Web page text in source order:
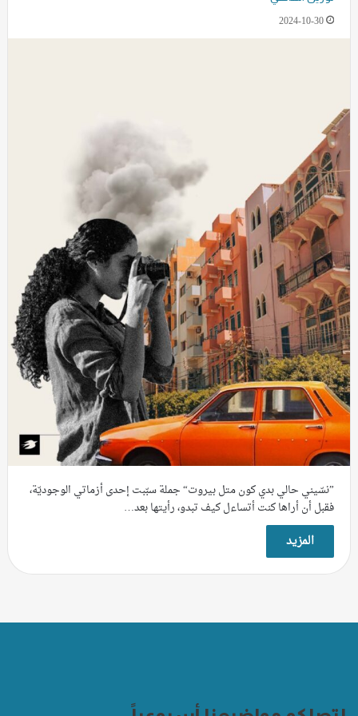
2024-10-30
”نسّيني حالي بدي كون متل بيروت“ جملة سبّبت إحدى أزماتي الوجوديّة،
فقبل أن أراها كنت أتساءل كيف تبدو، رأيتها بعد…
المزيد